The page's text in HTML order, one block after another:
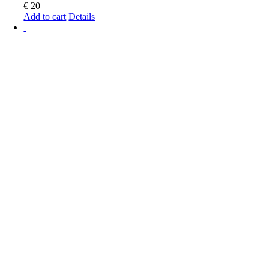
€ 20
Add to cart Details